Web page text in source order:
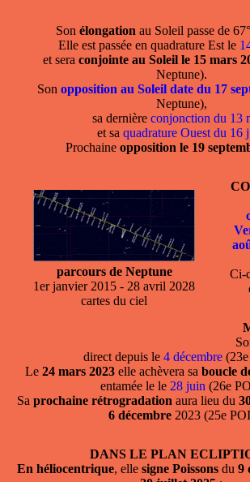
Son élongation au Soleil passe de
Elle est passée en quadrature Est le
et sera conjointe au Soleil le 15 mars
Neptune).
Son opposition au Soleil date du 17
Neptune),
sa dernière conjonction du 13
et sa quadrature Ouest du 16
Prochaine opposition le 19
parcours de Neptune
1er janvier 2015 - 28 avril 2028
cartes du ciel
Ci-
direct depuis le 4 décembre(23e
Le 24 mars 2023 elle achèvera sa boucle
entamée le le 28 juin (26e
Sa prochaine rétrogradation aura lieu du
6 décembre2023 (25e
DANS LE PLAN
En héliocentrique, elle signe Poissonsdu 9